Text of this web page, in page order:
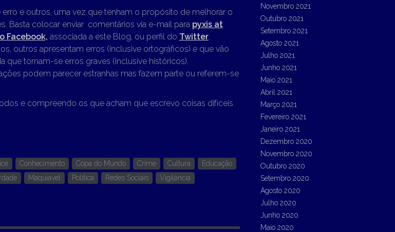
e outros, uma vez que tenham o propósito de melhorar o
Basta colocar enviar comentários via e-mail para pyxis at
Facebook, associada a este Blog, ou perfil do Twitter.
outros apresentam erros (inclusive ortográficos) e que vão
que tornam-se erros graves (inclusive históricos).
podem parecer estranhas mas fazem parte ou referem-se
e compreendo os que acham que escrevo coisas difíceis
Conhecimento Copa do Mundo Crime Cultura
Educação
Maquiavel Política Redes Sociais
Vigilância
Novembro 2021
Outubro 2021
Setembro 2021
Agosto 2021
Julho 2021
Junho 2021
Maio 2021
Abril 2021
Março 2021
Fevereiro 2021
Janeiro 2021
Dezembro 2020
Novembro 2020
Outubro 2020
Setembro 2020
Agosto 2020
Julho 2020
Junho 2020
Maio 2020